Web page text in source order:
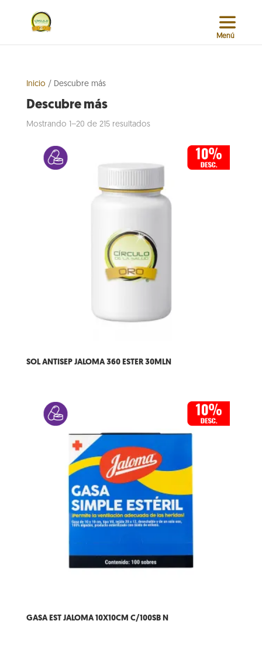
Inicio / Descubre más
Descubre más
Mostrando 1–20 de 215 resultadosSorted
SOL ANTISEP JALOMA 360 ESTER 30MLN
GASA EST JALOMA 10X10CM C/100SB N